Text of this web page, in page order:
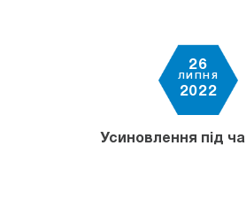
26
ЛИПНЯ
2022
Усиновлення під